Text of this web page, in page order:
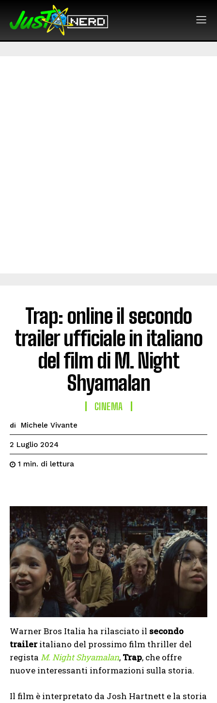
Trap: online il secondo
trailer ufficiale in italiano
del film di M. Night
Shyamalan
CINEMA
di Michele Vivante
2 Luglio 2024
1 min. di lettura
Warner Bros Italia ha rilasciato il secondo
traileritaliano del prossimo film thriller del
regista M. Night Shyamalan, Trap, che offre
nuove interessanti informazioni sulla storia.
Il film è interpretato da Josh Hartnett e la storia